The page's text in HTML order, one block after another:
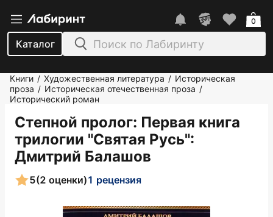
Каталог
0
Книги / Художественная литература / Историческая
проза / Историческая отечественная проза /
Исторический роман
Степной пролог: Первая книга
трилогии "Святая Русь":
Дмитрий Балашов
5(2 оценки)1 рецензия